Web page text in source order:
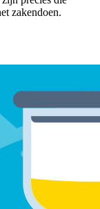
zakendoen.